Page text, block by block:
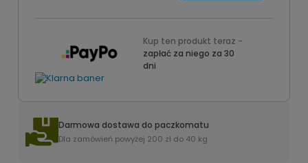
Kup ten produkt teraz -
zapłać za niego za 30
dni
Darmowa dostawa do paczkomatu
Dla zamówień powyżej 200 zł do 40 kg